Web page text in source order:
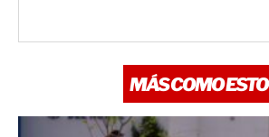
MÁS COMO ESTO